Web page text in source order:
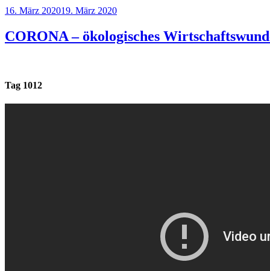
Veröffentlicht
16. März 202019. März 2020
CORONA – ökologisches
Tag 1012